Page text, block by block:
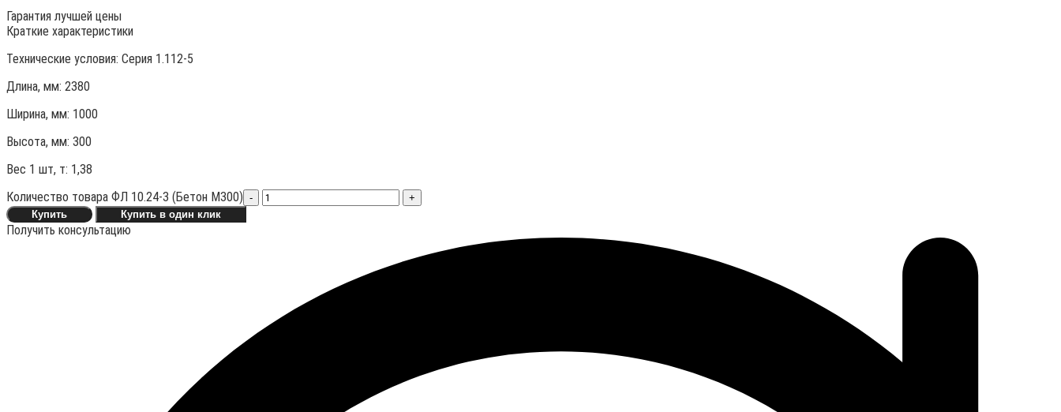
Гарантия лучшей цены
Краткие характеристики
Технические условия: Серия 1.112-5
Длина, мм: 2380
Ширина, мм: 1000
Высота, мм: 300
Вес 1 шт, т: 1,38
Количество товара ФЛ 10.24-3 (Бетон М300) -
+
Купить
Купить в один клик
Получить консультацию